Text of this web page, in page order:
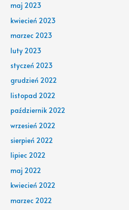
maj 2023
kwiecień 2023
marzec 2023
luty 2023
styczeń 2023
grudzień 2022
listopad 2022
październik 2022
wrzesień 2022
sierpień 2022
lipiec 2022
maj 2022
kwiecień 2022
marzec 2022